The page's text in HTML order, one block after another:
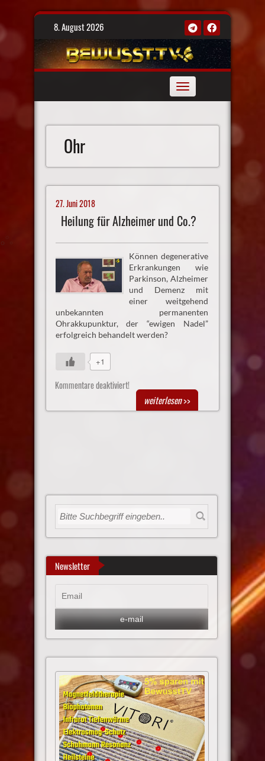
Skip
8. August 2026
Toggle
navigation
Ohr
27. Juni 2018
Heilung für Alzheimer und Co.?
Können degenerative
Erkrankungen wie
Parkinson, Alzheimer
und Demenz mit
einer weitgehend
unbekannten permanenten
Ohrakkupunktur, der “ewigen Nadel”
erfolgreich behandelt werden?
+1
Kommentare deaktiviert!
weiterlesen>>
Newsletter